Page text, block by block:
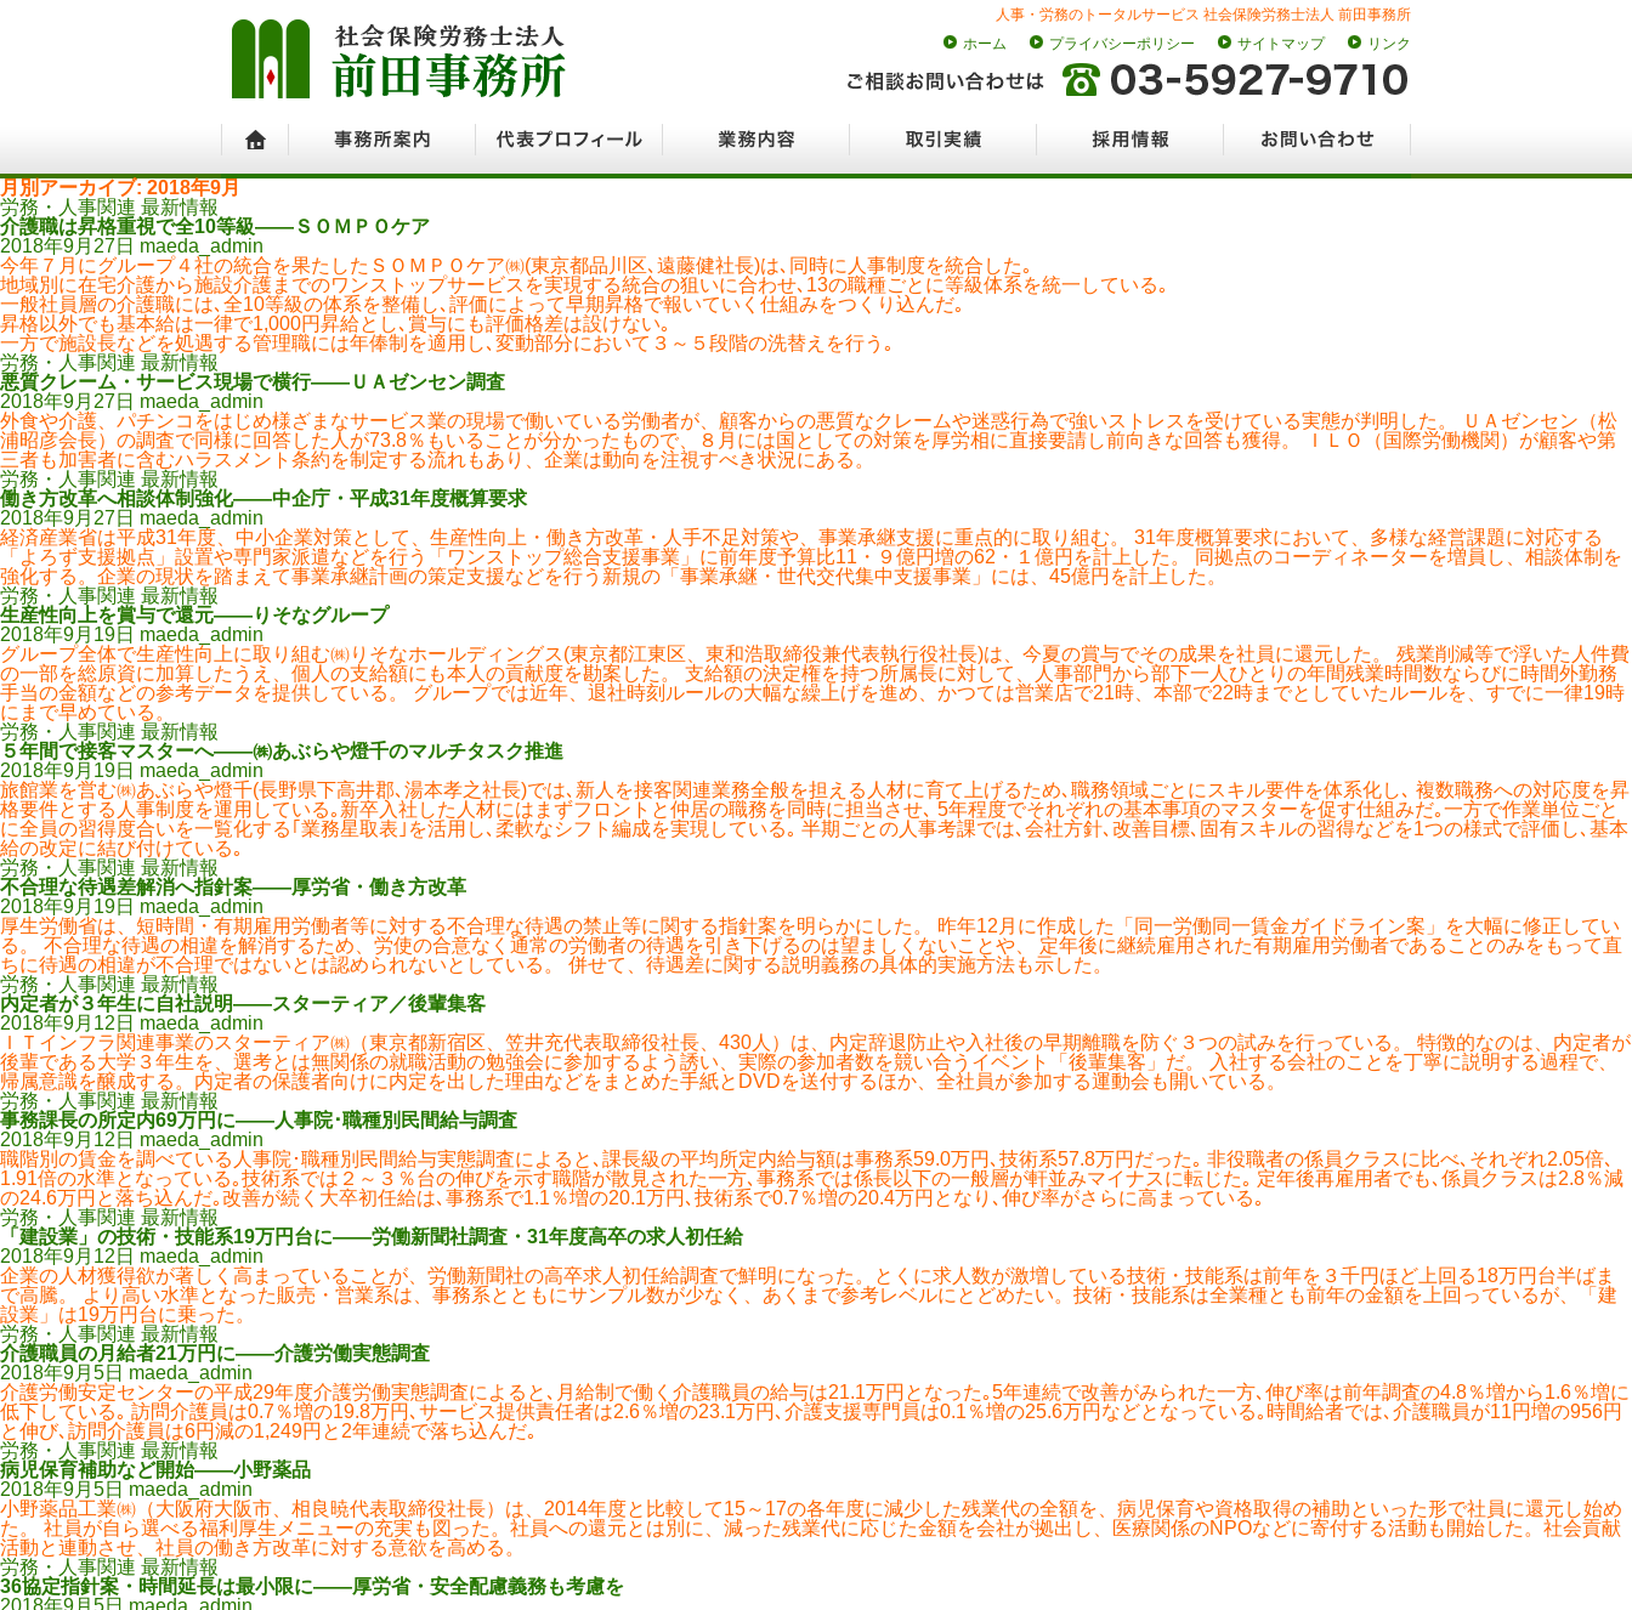
人事・労務のトータルサービス 社会保険労務士法人 前田事務所
ホーム
プライバシーポリシー サイトマップ リンク
ホーム
月別アーカイブ: 2018年9月
労務・人事関連 最新情報
介護職は昇格重視で全10等級――ＳＯＭＰＯケア
2018年9月27日 maeda_admin
今年７月にグループ４社の統合を果たしたＳＯＭＰＯケア㈱(東京都品川区､遠藤健社長)は､同時に人事制度を統合した｡
地域別に在宅介護から施設介護までのワンストップサービスを実現する統合の狙いに合わせ､13の職種ごとに等級体系を統一している｡
一般社員層の介護職には､全10等級の体系を整備し､評価によって早期昇格で報いていく仕組みをつくり込んだ｡
昇格以外でも基本給は一律で1,000円昇給とし､賞与にも評価格差は設けない｡
一方で施設長などを処遇する管理職には年俸制を適用し､変動部分において３～５段階の洗替えを行う｡
労務・人事関連 最新情報
悪質クレーム・サービス現場で横行――ＵＡゼンセン調査
2018年9月27日 maeda_admin
外食や介護、パチンコをはじめ様ざまなサービス業の現場で働いている労働者が、顧客からの悪質なクレームや迷惑行為で強いストレスを受けている実態が判明した。 ＵＡゼンセン（松
浦昭彦会長）の調査で同様に回答した人が73.8％もいることが分かったもので、８月には国としての対策を厚労相に直接要請し前向きな回答も獲得。 ＩＬＯ（国際労働機関）が顧客や第
三者も加害者に含むハラスメント条約を制定する流れもあり、企業は動向を注視すべき状況にある。
労務・人事関連 最新情報
働き方改革へ相談体制強化――中企庁・平成31年度概算要求
2018年9月27日 maeda_admin
経済産業省は平成31年度、中小企業対策として、生産性向上・働き方改革・人手不足対策や、事業承継支援に重点的に取り組む。 31年度概算要求において、多様な経営課題に対応する
「よろず支援拠点」設置や専門家派遣などを行う「ワンストップ総合支援事業」に前年度予算比11・９億円増の62・１億円を計上した。 同拠点のコーディネーターを増員し、相談体制を
強化する。企業の現状を踏まえて事業承継計画の策定支援などを行う新規の「事業承継・世代交代集中支援事業」には、45億円を計上した。
労務・人事関連 最新情報
生産性向上を賞与で還元――りそなグループ
2018年9月19日 maeda_admin
グループ全体で生産性向上に取り組む㈱りそなホールディングス(東京都江東区、東和浩取締役兼代表執行役社長)は、今夏の賞与でその成果を社員に還元した。 残業削減等で浮いた人件費
の一部を総原資に加算したうえ、個人の支給額にも本人の貢献度を勘案した。 支給額の決定権を持つ所属長に対して、人事部門から部下一人ひとりの年間残業時間数ならびに時間外勤務
手当の金額などの参考データを提供している。 グループでは近年、退社時刻ルールの大幅な繰上げを進め、かつては営業店で21時、本部で22時までとしていたルールを、すでに一律19時
にまで早めている。
労務・人事関連 最新情報
５年間で接客マスターへ――㈱あぶらや燈千のマルチタスク推進
2018年9月19日 maeda_admin
旅館業を営む㈱あぶらや燈千(長野県下高井郡､湯本孝之社長)では､新人を接客関連業務全般を担える人材に育て上げるため､職務領域ごとにスキル要件を体系化し､ 複数職務への対応度を昇
格要件とする人事制度を運用している｡新卒入社した人材にはまずフロントと仲居の職務を同時に担当させ､ 5年程度でそれぞれの基本事項のマスターを促す仕組みだ｡一方で作業単位ごと
に全員の習得度合いを一覧化する｢業務星取表｣を活用し､柔軟なシフト編成を実現している｡ 半期ごとの人事考課では､会社方針､改善目標､固有スキルの習得などを1つの様式で評価し､基本
給の改定に結び付けている｡
労務・人事関連 最新情報
不合理な待遇差解消へ指針案――厚労省・働き方改革
2018年9月19日 maeda_admin
厚生労働省は、短時間・有期雇用労働者等に対する不合理な待遇の禁止等に関する指針案を明らかにした。 昨年12月に作成した「同一労働同一賃金ガイドライン案」を大幅に修正してい
る。 不合理な待遇の相違を解消するため、労使の合意なく通常の労働者の待遇を引き下げるのは望ましくないことや、 定年後に継続雇用された有期雇用労働者であることのみをもって直
ちに待遇の相違が不合理ではないとは認められないとしている。 併せて、待遇差に関する説明義務の具体的実施方法も示した。
労務・人事関連 最新情報
内定者が３年生に自社説明――スターティア／後輩集客
2018年9月12日 maeda_admin
ＩＴインフラ関連事業のスターティア㈱（東京都新宿区、笠井充代表取締役社長、430人）は、内定辞退防止や入社後の早期離職を防ぐ３つの試みを行っている。 特徴的なのは、内定者が
後輩である大学３年生を、選考とは無関係の就職活動の勉強会に参加するよう誘い、実際の参加者数を競い合うイベント「後輩集客」だ。 入社する会社のことを丁寧に説明する過程で、
帰属意識を醸成する。内定者の保護者向けに内定を出した理由などをまとめた手紙とDVDを送付するほか、全社員が参加する運動会も開いている。
労務・人事関連 最新情報
事務課長の所定内69万円に――人事院･職種別民間給与調査
2018年9月12日 maeda_admin
職階別の賃金を調べている人事院･職種別民間給与実態調査によると､課長級の平均所定内給与額は事務系59.0万円､技術系57.8万円だった｡ 非役職者の係員クラスに比べ､それぞれ2.05倍､
1.91倍の水準となっている｡技術系では２～３％台の伸びを示す職階が散見された一方､事務系では係長以下の一般層が軒並みマイナスに転じた｡ 定年後再雇用者でも､係員クラスは2.8％減
の24.6万円と落ち込んだ｡改善が続く大卒初任給は､事務系で1.1％増の20.1万円､技術系で0.7％増の20.4万円となり､伸び率がさらに高まっている｡
労務・人事関連 最新情報
「建設業」の技術・技能系19万円台に――労働新聞社調査・31年度高卒の求人初任給
2018年9月12日 maeda_admin
企業の人材獲得欲が著しく高まっていることが、労働新聞社の高卒求人初任給調査で鮮明になった。とくに求人数が激増している技術・技能系は前年を３千円ほど上回る18万円台半ばま
で高騰。 より高い水準となった販売・営業系は、事務系とともにサンプル数が少なく、あくまで参考レベルにとどめたい。技術・技能系は全業種とも前年の金額を上回っているが、「建
設業」は19万円台に乗った。
労務・人事関連 最新情報
介護職員の月給者21万円に――介護労働実態調査
2018年9月5日 maeda_admin
介護労働安定センターの平成29年度介護労働実態調査によると､月給制で働く介護職員の給与は21.1万円となった｡5年連続で改善がみられた一方､伸び率は前年調査の4.8％増から1.6％増に
低下している｡ 訪問介護員は0.7％増の19.8万円､サービス提供責任者は2.6％増の23.1万円､介護支援専門員は0.1％増の25.6万円などとなっている｡時間給者では､介護職員が11円増の956円
と伸び､訪問介護員は6円減の1,249円と2年連続で落ち込んだ｡
労務・人事関連 最新情報
病児保育補助など開始――小野薬品
2018年9月5日 maeda_admin
小野薬品工業㈱（大阪府大阪市、相良暁代表取締役社長）は、2014年度と比較して15～17の各年度に減少した残業代の全額を、病児保育や資格取得の補助といった形で社員に還元し始め
た。 社員が自ら選べる福利厚生メニューの充実も図った。社員への還元とは別に、減った残業代に応じた金額を会社が拠出し、医療関係のNPOなどに寄付する活動も開始した。社会貢献
活動と連動させ、社員の働き方改革に対する意欲を高める。
労務・人事関連 最新情報
36協定指針案・時間延長は最小限に――厚労省・安全配慮義務も考慮を
2018年9月5日 maeda_admin